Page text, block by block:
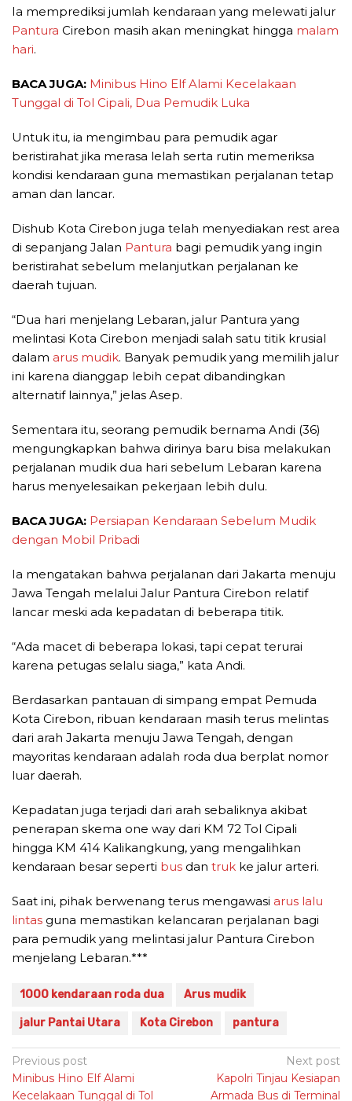
Ia memprediksi jumlah kendaraan yang melewati jalur
Pantura Cirebon masih akan meningkat hingga malam
hari.
BACA JUGA: Minibus Hino Elf Alami Kecelakaan
Tunggal di Tol Cipali, Dua Pemudik Luka
Untuk itu, ia mengimbau para pemudik agar
beristirahat jika merasa lelah serta rutin memeriksa
kondisi kendaraan guna memastikan perjalanan tetap
aman dan lancar.
Dishub Kota Cirebon juga telah menyediakan rest area
di sepanjang Jalan Pantura bagi pemudik yang ingin
beristirahat sebelum melanjutkan perjalanan ke
daerah tujuan.
“Dua hari menjelang Lebaran, jalur Pantura yang
melintasi Kota Cirebon menjadi salah satu titik krusial
dalam arus mudik. Banyak pemudik yang memilih jalur
ini karena dianggap lebih cepat dibandingkan
alternatif lainnya,” jelas Asep.
Sementara itu, seorang pemudik bernama Andi (36)
mengungkapkan bahwa dirinya baru bisa melakukan
perjalanan mudik dua hari sebelum Lebaran karena
harus menyelesaikan pekerjaan lebih dulu.
BACA JUGA: Persiapan Kendaraan Sebelum Mudik
dengan Mobil Pribadi
Ia mengatakan bahwa perjalanan dari Jakarta menuju
Jawa Tengah melalui Jalur Pantura Cirebon relatif
lancar meski ada kepadatan di beberapa titik.
“Ada macet di beberapa lokasi, tapi cepat terurai
karena petugas selalu siaga,” kata Andi.
Berdasarkan pantauan di simpang empat Pemuda
Kota Cirebon, ribuan kendaraan masih terus melintas
dari arah Jakarta menuju Jawa Tengah, dengan
mayoritas kendaraan adalah roda dua berplat nomor
luar daerah.
Kepadatan juga terjadi dari arah sebaliknya akibat
penerapan skema one way dari KM 72 Tol Cipali
hingga KM 414 Kalikangkung, yang mengalihkan
kendaraan besar seperti bus dan truk ke jalur arteri.
Saat ini, pihak berwenang terus mengawasi arus lalu
lintas guna memastikan kelancaran perjalanan bagi
para pemudik yang melintasi jalur Pantura Cirebon
menjelang Lebaran.***
1000 kendaraan roda dua Arus mudik
jalur Pantai Utara Kota Cirebon pantura
Post
navigation
Previous post
Minibus Hino Elf Alami
Kecelakaan Tunggal di Tol
Next post
Kapolri Tinjau Kesiapan
Armada Bus di Terminal